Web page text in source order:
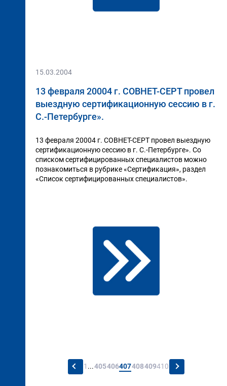
15.03.2004
13 февраля 20004 г. СОВНЕТ-СЕРТ провел
выездную сертификационную сессию в г.
С.-Петербурге».
13 февраля 20004 г. СОВНЕТ-СЕРТ провел выездную
сертификационную сессию в г. С.-Петербурге». Со
списком сертифицированных специалистов можно
познакомиться в рубрике «Сертификация», раздел
«Список сертифицированных специалистов».
← 1 ...405406407408409410 →